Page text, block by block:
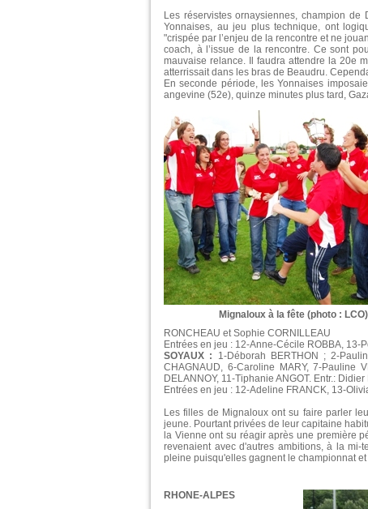
Les réservistes ornaysiennes, champion
Yonnaises, au jeu plus technique, ont
"crispée par l’enjeu de la rencontre et ne
coach, à l’issue de la rencontre. Ce sont
mauvaise relance. Il faudra attendre la 20e
atterrissait dans les bras de Beaudru.
En seconde période, les Yonnaises
angevine (52e), quinze minutes plus tard,
Mignaloux à la fête (photo : LCO)
RONCHEAU et Sophie CORNILLEAU
Entrées en jeu : 12-Anne-Cécile ROBBA, 13-
SOYAUX :
1-Déborah BERTHON ; 2-
CHAGNAUD, 6-Caroline MARY, 7-Pauline
DELANNOY, 11-Tiphanie ANGOT. Entr.: Didier
Entrées en jeu : 12-Adeline FRANCK, 13-
Les filles de Mignaloux ont su faire parler
jeune. Pourtant privées de leur capitaine
la Vienne ont su réagir après une première
revenaient avec d'autres ambitions, à la
pleine puisqu'elles gagnent le championnat
RHONE-ALPES